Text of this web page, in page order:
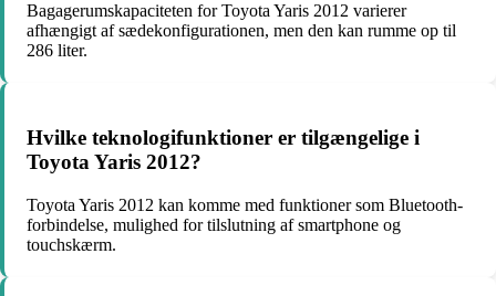
Bagagerumskapaciteten for Toyota Yaris 2012 varierer
afhængigt af sædekonfigurationen, men den kan rumme op til
286 liter.
Hvilke teknologifunktioner er tilgængelige i
Toyota Yaris 2012?
Toyota Yaris 2012 kan komme med funktioner som Bluetooth-
forbindelse, mulighed for tilslutning af smartphone og
touchskærm.